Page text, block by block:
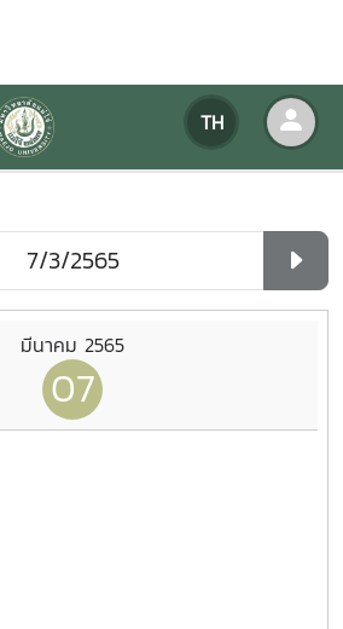
TH
ของหน่วยงาน
หน่วยงาน
มีนาคม 2565
07